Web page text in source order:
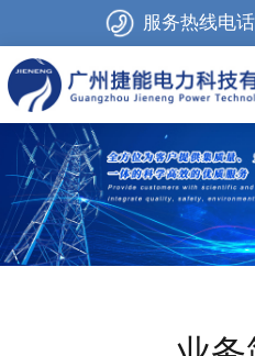
服务热线电话